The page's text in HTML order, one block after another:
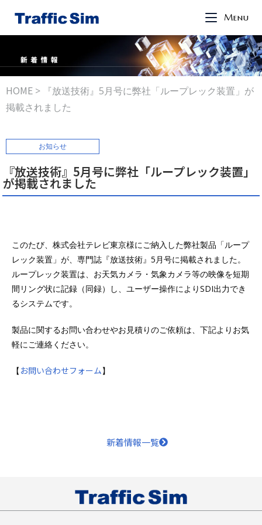
Menu
HOME >
『放送技術』5月号に弊社「ループレック装置」が
掲載されました
お知らせ
『放送技術』5月号に弊社「ループレック装置」
が掲載されました
このたび、株式会社テレビ東京様にご納入した弊社製品「ループ
レック装置」が、専門誌『放送技術』5月号に掲載されました。
ループレック装置は、お天気カメラ・気象カメラ等の映像を短期
間リング状に記録（同録）し、ユーザー操作によりSDI出力でき
るシステムです。
製品に関するお問い合わせやお見積りのご依頼は、下記よりお気
軽にご連絡ください。
【 お問い合わせフォーム】
新着情報一覧